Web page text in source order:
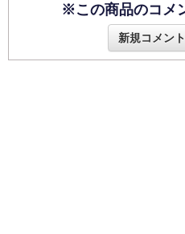
※この商品のコメ
新規コメン